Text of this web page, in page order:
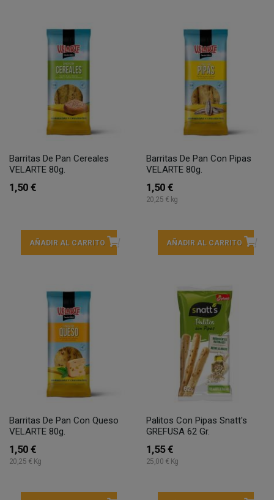
Barritas De Pan Cereales
VELARTE 80g.
1,50 €
AÑADIR AL CARRITO
Barritas De Pan Con Pipas
VELARTE 80g.
1,50 €
20,25 € kg
AÑADIR AL CARRITO
Barritas De Pan Con Queso
VELARTE 80g.
1,50 €
20,25 € Kg
Palitos Con Pipas Snatt's
GREFUSA 62 Gr.
1,55 €
25,00 € Kg